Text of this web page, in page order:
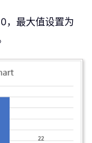
，最大值设置为